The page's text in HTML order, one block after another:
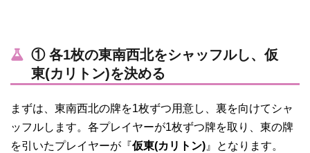
① 各1枚の東南西北をシャッフルし、仮
東(カリトン)を決める
まずは、東南西北の牌を1枚ずつ用意し、裏を向けてシャ
ッフルします。各プレイヤーが1枚ずつ牌を取り、東の牌
を引いたプレイヤーが『仮東(カリトン) 』となります。